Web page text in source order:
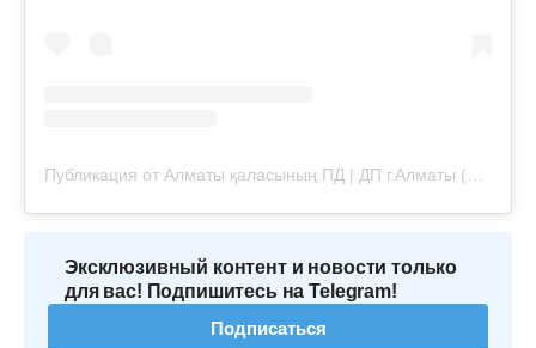
Эксклюзивный контент и новости только
для вас! Подпишитесь на Telegram!
Подписаться